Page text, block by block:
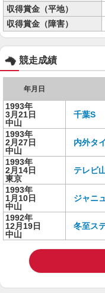
収得賞金（平地）
収得賞金（障害）
競走成績
年月日
1993年
3月21日
中山
千葉S
1993年
2月27日
中山
内外タ
1993年
2月14日
東京
テレビ
1993年
1月10日
中山
ジャニ
1992年
12月19日
中山
冬至ス